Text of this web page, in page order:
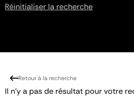
Réinitialiser la recherche
Retour à la recherche
Il n'y a pas de résultat pour votre